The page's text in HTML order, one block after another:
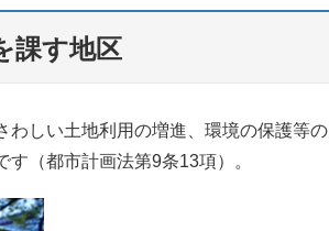
課す地区
わしい土地利用の増進、環境の保護等の
（都市計画法第9条13項）。